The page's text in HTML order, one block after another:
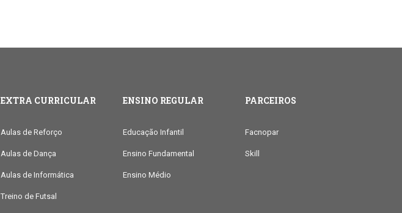
EXTRA CURRICULAR
Aulas de Reforço
Aulas de Dança
Aulas de Informática
Treino de Futsal
ENSINO REGULAR
Educação Infantil
Ensino Fundamental
Ensino Médio
PARCEIROS
Facnopar
Skill